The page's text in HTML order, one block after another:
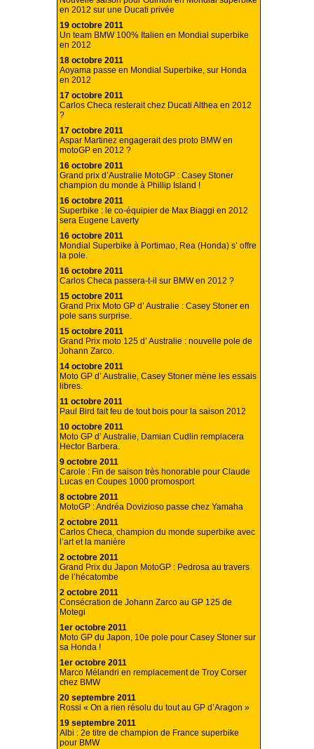
en 2012 sur une Ducati privée
19 octobre 2011
Un team BMW 100% Italien en Mondial superbike
en 2012
18 octobre 2011
Aoyama passe en Mondial Superbike, sur Honda
en 2012
17 octobre 2011
Carlos Checa resterait chez Ducati Althea en 2012
?
17 octobre 2011
Aspar Martinez engagerait des proto BMW en
motoGP en 2012 ?
16 octobre 2011
Grand prix d’Australie MotoGP : Casey Stoner
champion du monde à Phillip Island !
16 octobre 2011
Superbike : le co-équipier de Max Biaggi en 2012
sera Eugene Laverty
16 octobre 2011
Mondial Superbike à Portimao, Rea (Honda) s’ offre
la pole.
16 octobre 2011
Carlos Checa passera-t-il sur BMW en 2012 ?
15 octobre 2011
Grand Prix Moto GP d’ Australie : Casey Stoner en
pole sans surprise.
15 octobre 2011
Grand Prix moto 125 d’ Australie : nouvelle pole de
Johann Zarco.
14 octobre 2011
Moto GP d’ Australie, Casey Stoner mène les essais
libres.
11 octobre 2011
Paul Bird fait feu de tout bois pour la saison 2012
10 octobre 2011
Moto GP d’ Australie, Damian Cudlin remplacera
Hector Barbera.
9 octobre 2011
Carole : Fin de saison très honorable pour Claude
Lucas en Coupes 1000 promosport
8 octobre 2011
MotoGP : Andréa Dovizioso passe chez Yamaha
2 octobre 2011
Carlos Checa, champion du monde superbike avec
l’art et la manière
2 octobre 2011
Grand Prix du Japon MotoGP : Pedrosa au travers
de l’hécatombe
2 octobre 2011
Consécration de Johann Zarco au GP 125 de
Motegi
1er octobre 2011
Moto GP du Japon, 10e pole pour Casey Stoner sur
sa Honda !
1er octobre 2011
Marco Mélandri en remplacement de Troy Corser
chez BMW
20 septembre 2011
Rossi « On a rien résolu du tout au GP d’Aragon »
19 septembre 2011
Albi : 2e titre de champion de France superbike
pour BMW